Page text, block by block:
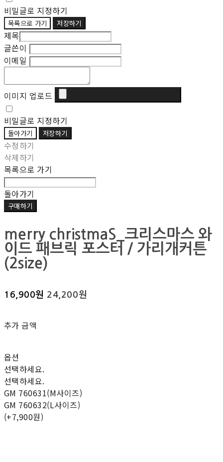
비밀글로 지정하기
목록으로 가기 저장하기
제목
글쓴이
이메일
이미지 업로드
비밀글로 지정하기
돌아가기 저장하기
수정하기
삭제하기
목록으로 가기
돌아가기
구매하기
merry christmaS_크리스마스 와
이드 패브릭 포스터 / 가리개커튼
(2size)
16,900원 24,200원
추가 금액
옵션
선택하세요.
선택하세요.
GM 760631(M사이즈)
GM 760632(L사이즈)
(+7,900원)